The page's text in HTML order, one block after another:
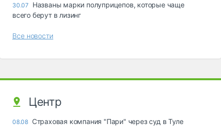
30.07
Названы марки полуприцепов, которые чаще
всего берут в лизинг
Все новости
Центр
08.08 Страховая компания "Пари" через суд в Туле